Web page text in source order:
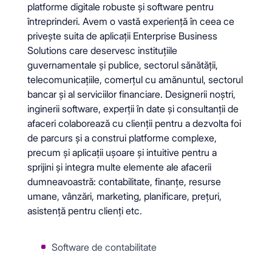
platforme digitale robuste și software pentru
întreprinderi. Avem o vastă experiență în ceea ce
privește suita de aplicații Enterprise Business
Solutions care deservesc instituțiile
guvernamentale și publice, sectorul sănătății,
telecomunicațiile, comerțul cu amănuntul, sectorul
bancar și al serviciilor financiare. Designerii noștri,
inginerii software, experții în date și consultanții de
afaceri colaborează cu clienții pentru a dezvolta foi
de parcurs și a construi platforme complexe,
precum și aplicații ușoare și intuitive pentru a
sprijini și integra multe elemente ale afacerii
dumneavoastră: contabilitate, finanțe, resurse
umane, vânzări, marketing, planificare, prețuri,
asistență pentru clienți etc.
Software de contabilitate